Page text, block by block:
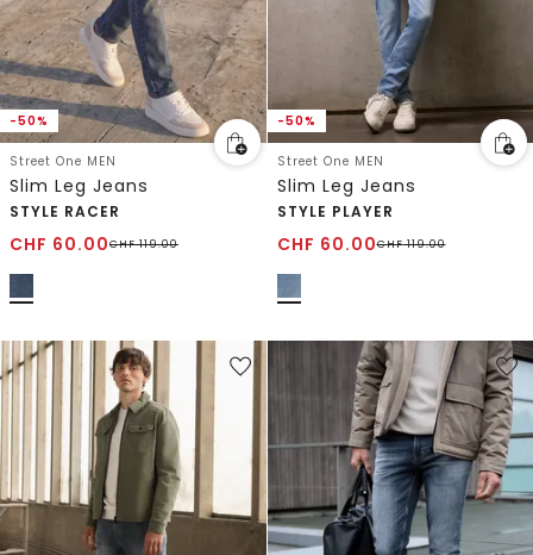
-50%
Street One MEN
Slim Leg Jeans
STYLE RACER
CHF 60.00CHF119.00
-50%
Street One MEN
Slim Leg Jeans
STYLE PLAYER
CHF 60.00CHF119.00